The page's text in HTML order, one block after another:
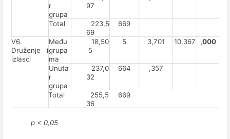
r
grupa
97
Total
223,5
69
669
V6.
Druženje i
izlasci
Među
grupa
ma
18,50
5
5 3,701 10,367 ,000
Unuta
r
grupa
237,0
32
664 ,357
Total
255,5
36
669
p < 0,05